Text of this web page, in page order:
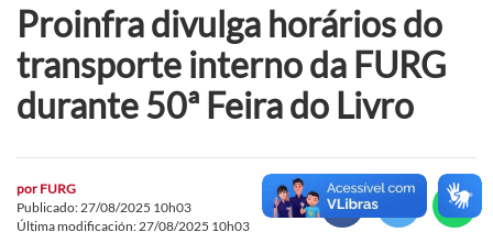
Proinfra divulga horários do
transporte interno da FURG
durante 50ª Feira do Livro
por FURG
Publicado: 27/08/2025 10h03
Última modificación: 27/08/2025 10h03